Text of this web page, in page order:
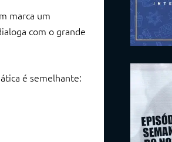
marca um
com o grande
é semelhante: